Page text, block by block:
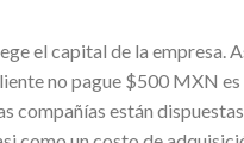
el capital de la empresa.
no pague $500 MXN
compañías están